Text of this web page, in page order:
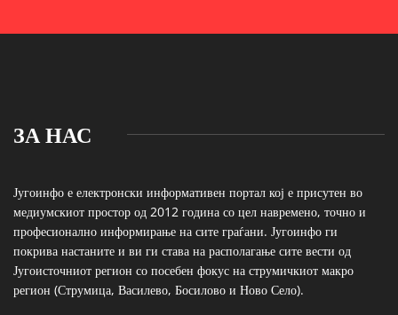
ЗА НАС
Југоинфо е електронски информативен портал кој е присутен во
медиумскиот простор од 2012 година со цел навремено, точно и
професионално информирање на сите граѓани. Југоинфо ги
покрива настаните и ви ги става на располагање сите вести од
Југоисточниот регион со посебен фокус на струмичкиот макро
регион (Струмица, Василево, Босилово и Ново Село).